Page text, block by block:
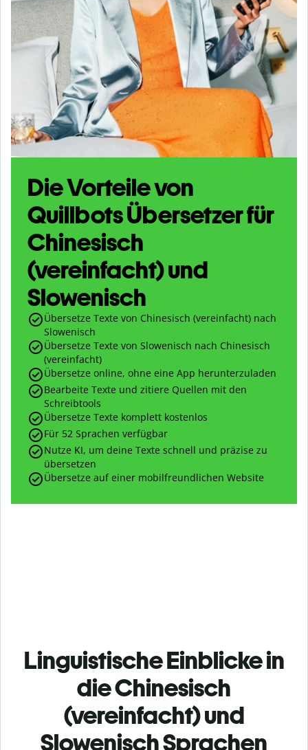
Die Vorteile von
Quillbots Übersetzer für
Chinesisch
(vereinfacht) und
Slowenisch
Übersetze Texte von Chinesisch (vereinfacht) nach
Slowenisch
Übersetze Texte von Slowenisch nach Chinesisch
(vereinfacht)
Übersetze online, ohne eine App herunterzuladen
Bearbeite Texte und zitiere Quellen mit den
Schreibtools
Übersetze Texte komplett kostenlos
Für 52 Sprachen verfügbar
Nutze KI, um deine Texte schnell und präzise zu
übersetzen
Übersetze auf einer mobilfreundlichen Website
Linguistische Einblicke in
die Chinesisch
(vereinfacht) und
Slowenisch Sprachen